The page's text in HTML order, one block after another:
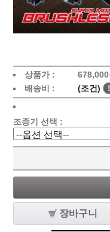
상품가 : 678,000
배송비 : (조건) !
조종기 선택 :
장바구니